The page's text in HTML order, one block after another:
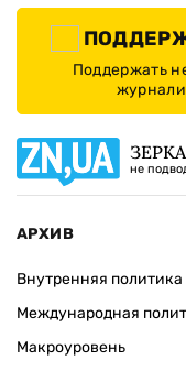
Поддержать
не
АРХИВ
Внутренняя политика
Международная
Макроуровень